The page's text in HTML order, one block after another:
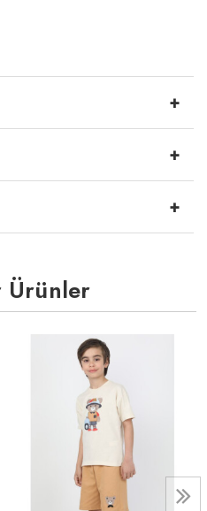
+
+
+
Ürünler